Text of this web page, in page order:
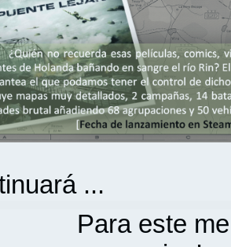
...
Para este